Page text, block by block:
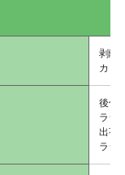
剥離
カッ
後付
ラジ
出荷
ラジ